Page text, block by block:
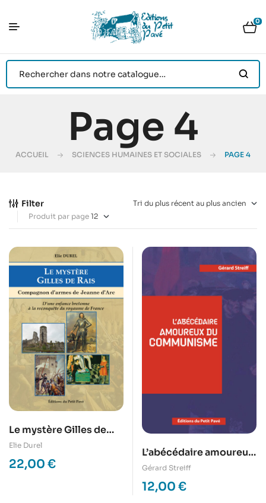
0
Page 4
ACCUEIL SCIENCES HUMAINES ET SOCIALES PAGE 4
Filter
Produit par page
Le mystère Gilles de
Rais
Elie Durel
22,00 €
L’abécédaire amoureux
du Communisme
Gérard Streiff
12,00 €